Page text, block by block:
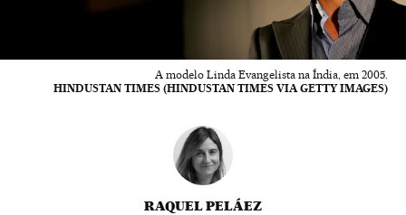
A modelo Linda Evangelista na Índia, em 2005.
HINDUSTAN TIMES (HINDUSTAN TIMES VIA GETTY IMAGES)
RAQUEL PELÁEZ